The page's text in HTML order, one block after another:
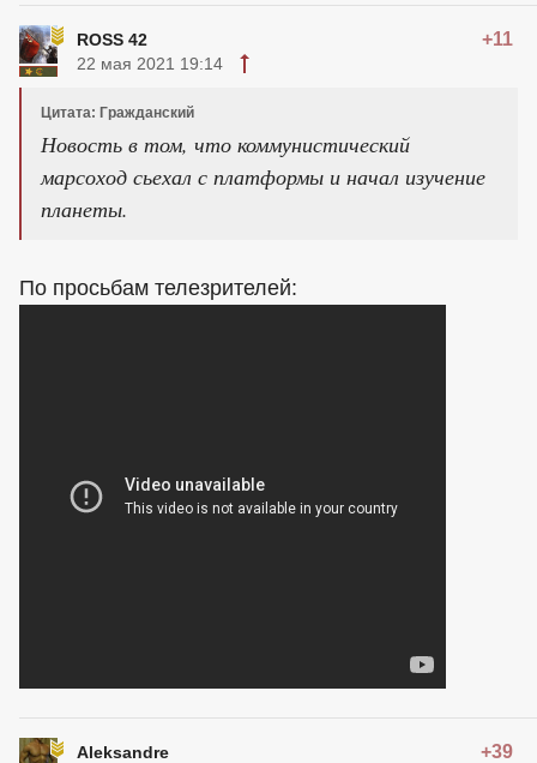
ROSS 42 +11
22 мая 2021 19:14
Цитата: Гражданский
Новость в том, что коммунистический
марсоход сьехал с платформы и начал изучение
планеты.
По просьбам телезрителей:
Aleksandre +39